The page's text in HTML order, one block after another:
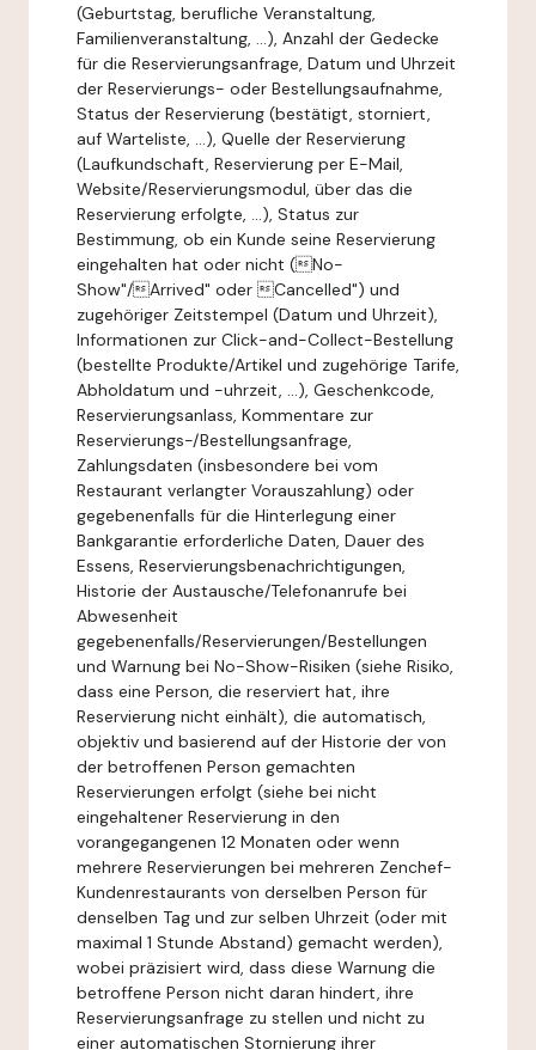
(Geburtstag, berufliche Veranstaltung,
Familienveranstaltung, ...), Anzahl der Gedecke
für die Reservierungsanfrage, Datum und Uhrzeit
der Reservierungs- oder Bestellungsaufnahme,
Status der Reservierung (bestätigt, storniert,
auf Warteliste, ...), Quelle der Reservierung
(Laufkundschaft, Reservierung per E-Mail,
Website/Reservierungsmodul, über das die
Reservierung erfolgte, ...), Status zur
Bestimmung, ob ein Kunde seine Reservierung
eingehalten hat oder nicht (No-
Show"/Arrived" oder Cancelled") und
zugehöriger Zeitstempel (Datum und Uhrzeit),
Informationen zur Click-and-Collect-Bestellung
(bestellte Produkte/Artikel und zugehörige Tarife,
Abholdatum und -uhrzeit, ...), Geschenkcode,
Reservierungsanlass, Kommentare zur
Reservierungs-/Bestellungsanfrage,
Zahlungsdaten (insbesondere bei vom
Restaurant verlangter Vorauszahlung) oder
gegebenenfalls für die Hinterlegung einer
Bankgarantie erforderliche Daten, Dauer des
Essens, Reservierungsbenachrichtigungen,
Historie der Austausche/Telefonanrufe bei
Abwesenheit
gegebenenfalls/Reservierungen/Bestellungen
und Warnung bei No-Show-Risiken (siehe Risiko,
dass eine Person, die reserviert hat, ihre
Reservierung nicht einhält), die automatisch,
objektiv und basierend auf der Historie der von
der betroffenen Person gemachten
Reservierungen erfolgt (siehe bei nicht
eingehaltener Reservierung in den
vorangegangenen 12 Monaten oder wenn
mehrere Reservierungen bei mehreren Zenchef-
Kundenrestaurants von derselben Person für
denselben Tag und zur selben Uhrzeit (oder mit
maximal 1 Stunde Abstand) gemacht werden),
wobei präzisiert wird, dass diese Warnung die
betroffene Person nicht daran hindert, ihre
Reservierungsanfrage zu stellen und nicht zu
einer automatischen Stornierung ihrer